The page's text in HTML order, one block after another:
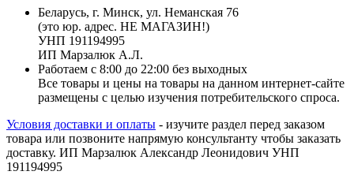
Беларусь, г. Минск, ул. Неманская 76
(это юр. адрес. НЕ МАГАЗИН!)
УНП 191194995
ИП Марзалюк А.Л.
Работаем с 8:00 до 22:00 без выходных
Все товары и цены на товары на данном интернет-сайте
размещены с целью изучения потребительского спроса.
Условия доставки и оплаты - изучите раздел перед заказом
товара или позвоните напрямую консультанту чтобы заказать
доставку. ИП Марзалюк Александр Леонидович УНП
191194995